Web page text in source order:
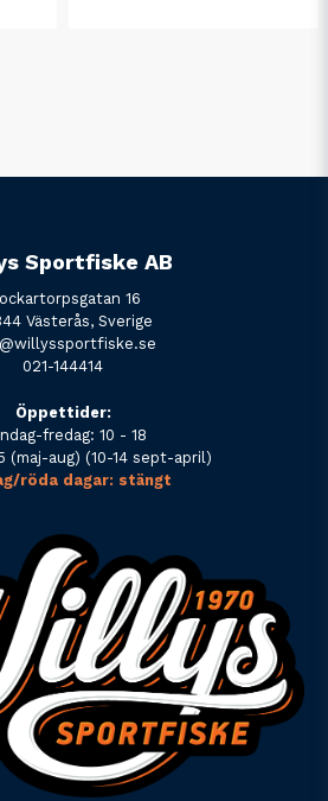
Sportfiske AB
16
Västerås, Sverige
021-144414
Öppettider:
fredag: 10 - 18
(maj-aug) (10-14 sept-april)
röda dagar: stängt